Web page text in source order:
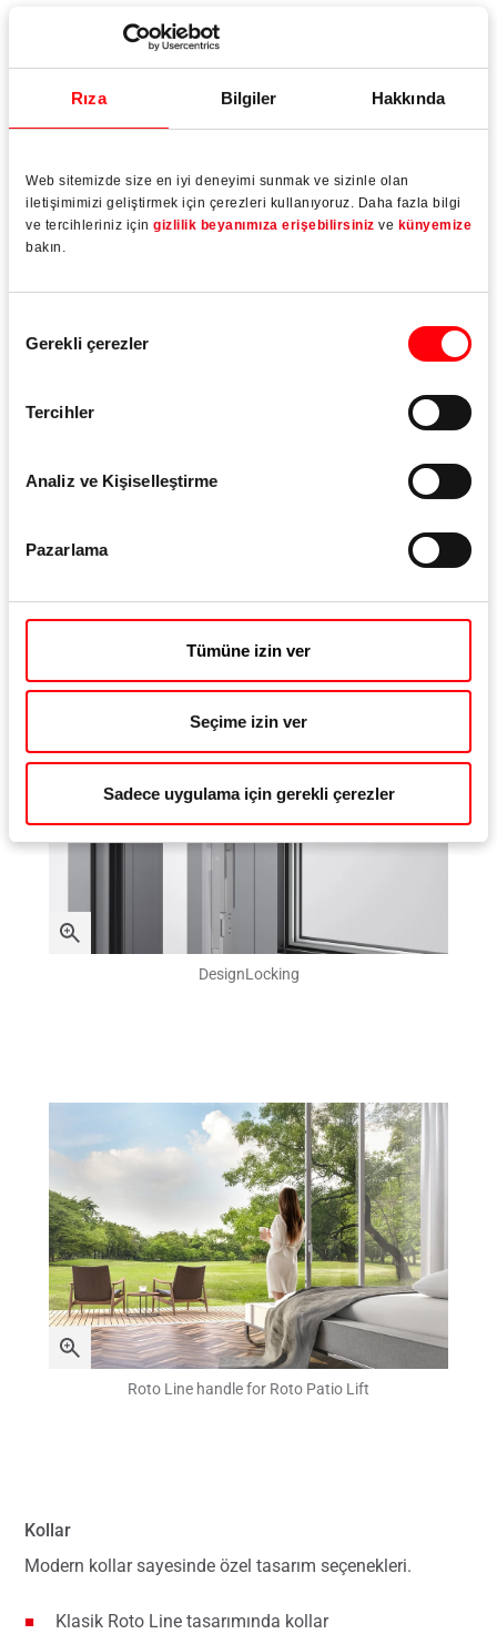
Rıza Bilgiler Hakkında
Web sitemizde size en iyi deneyimi sunmak ve sizinle olan
iletişimimizi geliştirmek için çerezleri kullanıyoruz. Daha fazla bilgi
ve tercihleriniz için gizlilik beyanımıza erişebilirsiniz ve künyemize
bakın.
Seçimi
Gerekli çerezler
Tercihler
Analiz ve Kişiselleştirme
Pazarlama
Tümüne izin ver
Seçime izin ver
Sadece uygulama için gerekli çerezler
Konforlu ve kolay kullanım
DesignLocking
bölgesinde çıkıntı oluşturmaz. Bunun yerine pimler
Kasa tarafında yüzeye gömülü karşılıklar bulunur
Kullanılan profile bağlı olarak, frezeleme
gerekmemesi sayesinde çok daha kısa üretim süreleri
DesignLocking
Roto Line handle for Roto Patio Lift
Kollar
Modern kollar sayesinde özel tasarım seçenekleri.
Klasik Roto Line tasarımında kollar